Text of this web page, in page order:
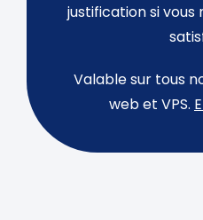
justification si vous
Valable sur tous
web et VPS.